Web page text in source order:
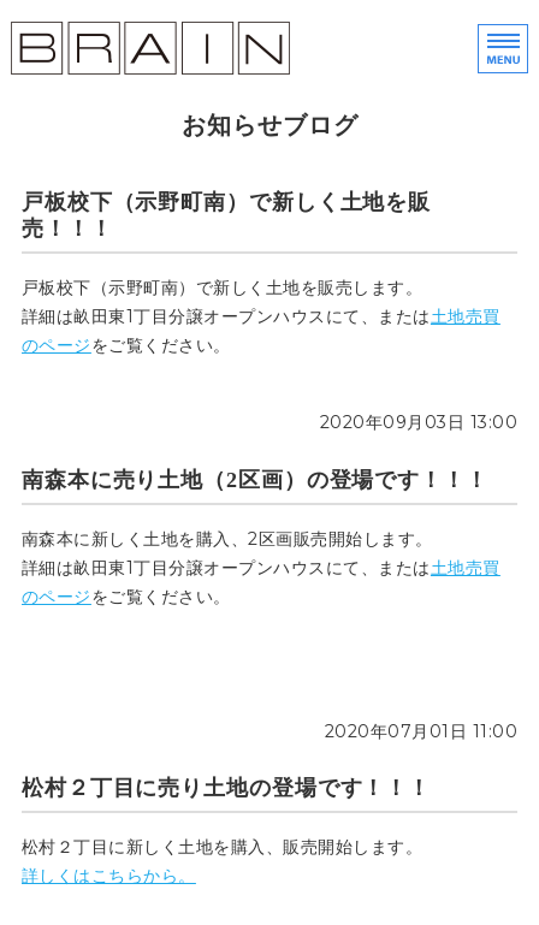
株
分譲住宅
会社概要
展示会予約・お問い合わせ
お知らせブログ
戸板校下（示野町南）で新しく土地を販
売！！！
戸板校下（示野町南）で新しく土地を販売します。
詳細は畝田東1丁目分譲オープンハウスにて、または土地売買
のページをご覧ください。
2020年09月03日 13:00
南森本に売り土地（2区画）の登場です！！！
南森本に新しく土地を購入、2区画販売開始します。
詳細は畝田東1丁目分譲オープンハウスにて、または土地売買
のページをご覧ください。
2020年07月01日 11:00
松村２丁目に売り土地の登場です！！！
松村２丁目に新しく土地を購入、販売開始します。
詳しくはこちらから。